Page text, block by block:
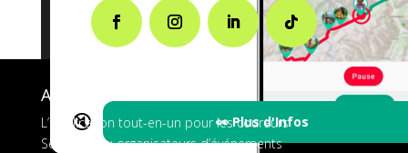
🔇 👀 Plus d'Infos
A propos de FMS
L’application tout-en-un pour les coureurs
Services aux organisateurs d’événements